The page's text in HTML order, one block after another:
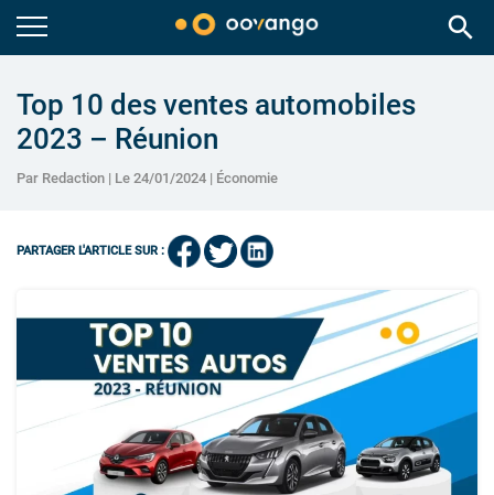
search
Top 10 des ventes automobiles
2023 – Réunion
Par Redaction | Le 24/01/2024 | Économie
PARTAGER L'ARTICLE SUR :